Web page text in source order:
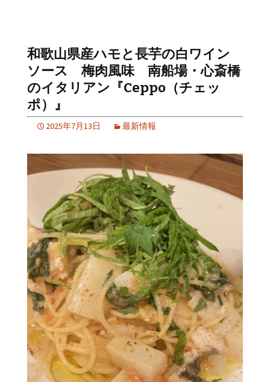
和歌山県産ハモと長芋の白ワイン
ソース 梅肉風味 南船場・心斎橋
のイタリアン『Ceppo（チェッ
ポ）』
2025年7月13日 最新情報